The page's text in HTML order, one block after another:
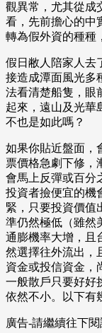
觀異常，尤其從成
看，先前擔心的中
轉為假外資的種種
假日敝人陪家人去
接造成潭面風光多
法看清楚船隻，眼
起來，遠山及光華
不也是如此嗎？
如果你貼近盤面，
票價格急劇下修，
會馬上反彈或百分
投資者撿便宜的機
緊，只要投資價值
準仍然極低（雖然
通膨機率大增，且
然選擇往外流出，
資金或投信資金，
一般散戶只要好好
依然不小。以下有
廣告-請繼續往下